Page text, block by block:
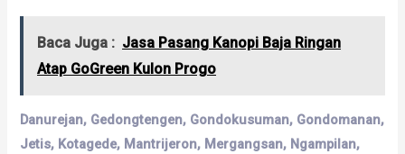
Baca Juga : Jasa Pasang Kanopi Baja Ringan
Atap GoGreen Kulon Progo
Danurejan, Gedongtengen, Gondokusuman, Gondomanan,
Jetis, Kotagede, Mantrijeron, Mergangsan, Ngampilan,